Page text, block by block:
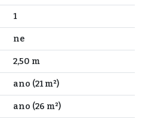
1
ne
2,50 m
ano (21 m²)
ano (26 m²)